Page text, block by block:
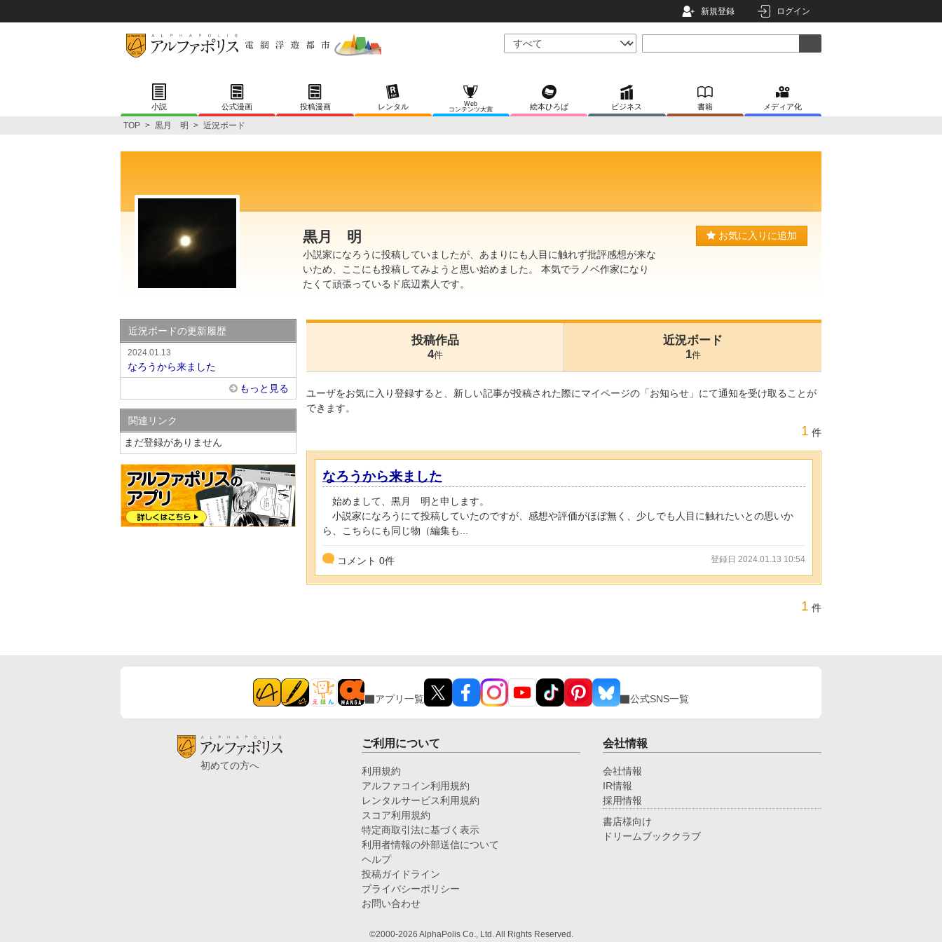
新規登録 ログイン
小説 公式漫画 投稿漫画 レンタル
Web
コンテンツ大賞
絵本ひろば ビジネス 書籍 メディア化
TOP > 黒月 明 > 近況ボード
黒月 明
小説家になろうに投稿していましたが、あまりにも人目に触れず批評感想が来な
いため、ここにも投稿してみようと思い始めました。 本気でラノベ作家になり
たくて頑張っているド底辺素人です。
お気に入りに追加
投稿作品
4件
近況ボード
1件
ユーザをお気に入り登録すると、新しい記事が投稿された際にマイページの「お知らせ」にて通知を受け取ることが
できます。
1 件
なろうから来ました
始めまして、黒月 明と申します。
小説家になろうにて投稿していたのですが、感想や評価がほぼ無く、少しでも人目に触れたいとの思いか
ら、こちらにも同じ物（編集も...
コメント 0件 登録日 2024.01.13 10:54
1 件
近況ボードの更新履歴
2024.01.13
なろうから来ました
もっと見る
関連リンク
まだ登録がありません
アプリ一覧 公式SNS一覧
初めての方へ
ご利用について
利用規約
アルファコイン利用規約
レンタルサービス利用規約
スコア利用規約
特定商取引法に基づく表示
利用者情報の外部送信について
ヘルプ
投稿ガイドライン
プライバシーポリシー
お問い合わせ
会社情報
会社情報
IR情報
採用情報
書店様向け
ドリームブッククラブ
©2000-2026 AlphaPolis Co., Ltd. All Rights Reserved.